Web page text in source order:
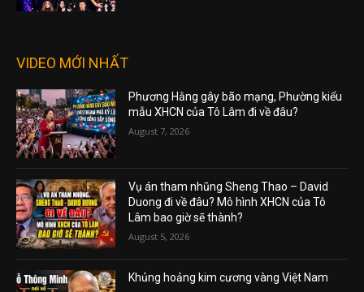
VIDEO MỚI NHẤT
Phương Hằng gây bão mạng, Phường kiểu
mẫu XHCN của Tô Lâm đi về đâu?
August 7, 2026
Vụ án tham nhũng Sheng Thao – David
Duong đi về đâu? Mô hình XHCN của Tô
Lâm bao giờ sẽ thành?
August 5, 2026
Khủng hoảng kim cương vàng Việt Nam